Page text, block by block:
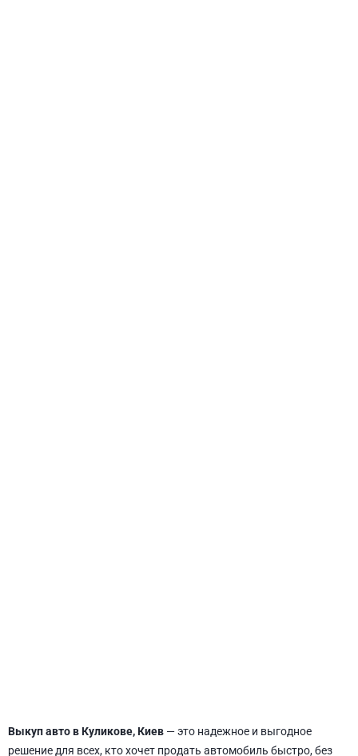
Выкуп авто в Куликове, Киев — это надежное и выгодное
решение для всех, кто хочет продать автомобиль быстро, без